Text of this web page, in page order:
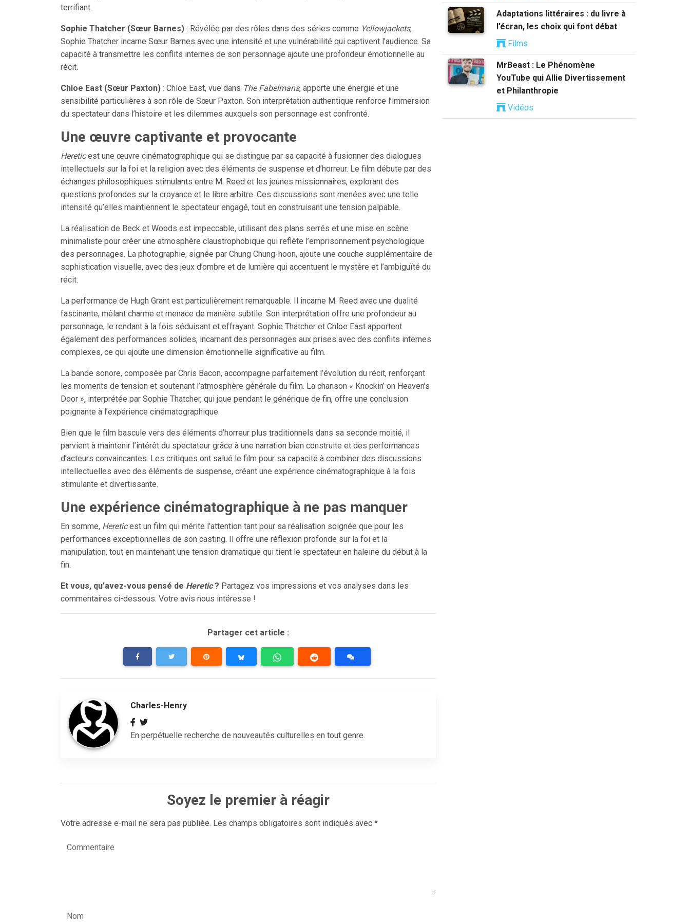
terrifiant.
Sophie Thatcher (Sœur Barnes) : Révélée par des rôles dans des séries comme Yellowjackets,
Sophie Thatcher incarne Sœur Barnes avec une intensité et une vulnérabilité qui captivent l’audience. Sa
capacité à transmettre les conflits internes de son personnage ajoute une profondeur émotionnelle au
récit.
Chloe East (Sœur Paxton) : Chloe East, vue dans The Fabelmans, apporte une énergie et une
sensibilité particulières à son rôle de Sœur Paxton. Son interprétation authentique renforce l’immersion
du spectateur dans l’histoire et les dilemmes auxquels son personnage est confronté.
Une œuvre captivante et provocante
Hereticest une œuvre cinématographique qui se distingue par sa capacité à fusionner des dialogues
intellectuels sur la foi et la religion avec des éléments de suspense et d’horreur. Le film débute par des
échanges philosophiques stimulants entre M. Reed et les jeunes missionnaires, explorant des
questions profondes sur la croyance et le libre arbitre. Ces discussions sont menées avec une telle
intensité qu’elles maintiennent le spectateur engagé, tout en construisant une tension palpable.
La réalisation de Beck et Woods est impeccable, utilisant des plans serrés et une mise en scène
minimaliste pour créer une atmosphère claustrophobique qui reflète l’emprisonnement psychologique
des personnages. La photographie, signée par Chung Chung-hoon, ajoute une couche supplémentaire de
sophistication visuelle, avec des jeux d’ombre et de lumière qui accentuent le mystère et l’ambiguïté du
récit.
La performance de Hugh Grant est particulièrement remarquable. Il incarne M. Reed avec une dualité
fascinante, mêlant charme et menace de manière subtile. Son interprétation offre une profondeur au
personnage, le rendant à la fois séduisant et effrayant. Sophie Thatcher et Chloe East apportent
également des performances solides, incarnant des personnages aux prises avec des conflits internes
complexes, ce qui ajoute une dimension émotionnelle significative au film.
La bande sonore, composée par Chris Bacon, accompagne parfaitement l’évolution du récit, renforçant
les moments de tension et soutenant l’atmosphère générale du film. La chanson « Knockin’ on Heaven’s
Door », interprétée par Sophie Thatcher, qui joue pendant le générique de fin, offre une conclusion
poignante à l’expérience cinématographique.
Bien que le film bascule vers des éléments d’horreur plus traditionnels dans sa seconde moitié, il
parvient à maintenir l’intérêt du spectateur grâce à une narration bien construite et des performances
d’acteurs convaincantes. Les critiques ont salué le film pour sa capacité à combiner des discussions
intellectuelles avec des éléments de suspense, créant une expérience cinématographique à la fois
stimulante et divertissante.
Une expérience cinématographique à ne pas manquer
En somme, Hereticest un film qui mérite l’attention tant pour sa réalisation soignée que pour les
performances exceptionnelles de son casting. Il offre une réflexion profonde sur la foi et la
manipulation, tout en maintenant une tension dramatique qui tient le spectateur en haleine du début à la
fin.
Et vous, qu’avez-vous pensé de Heretic? Partagez vos impressions et vos analyses dans les
commentaires ci-dessous. Votre avis nous intéresse !
Partager cet article :
Charles-Henry
En perpétuelle recherche de nouveautés culturelles en tout genre.
Soyez le premier à réagir
Votre adresse e-mail ne sera pas publiée. Les champs obligatoires sont indiqués avec *
Commentaire
Nom
Adaptations littéraires : du livre à
l’écran, les choix qui font débat
Films
MrBeast : Le Phénomène
YouTube qui Allie Divertissement
et Philanthropie
Vidéos